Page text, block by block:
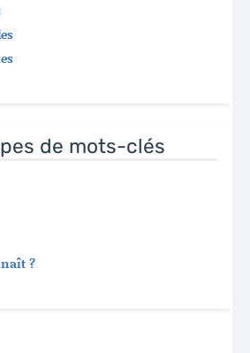
de mots-clés
?